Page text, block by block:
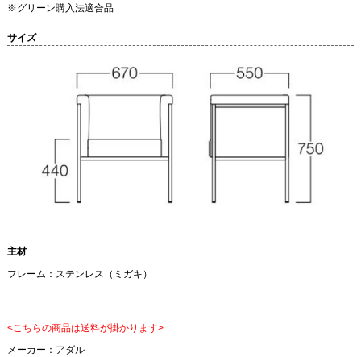
※グリーン購入法適合品
サイズ
主材
フレーム：ステンレス（ミガキ）
<こちらの商品は送料が掛かります>
メーカー： アダル